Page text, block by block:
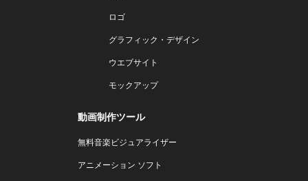
ロゴ
グラフィック・デザイン
ウエブサイト
モックアップ
動画制作ツール
無料音楽ビジュアライザー
アニメーション ソフト